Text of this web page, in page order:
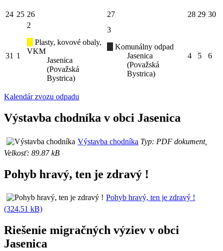
24 25 26 27 28 29 30
31 1
2
Plasty, kovové obaly,
VKM
Jasenica
(Považská
Bystrica)
3
Komunálny odpad
Jasenica
(Považská
Bystrica)
4 5 6
Kalendár zvozu odpadu
Výstavba chodníka v obci Jasenica
Výstavba chodníka Typ: PDF dokument,
Velkosť: 89.87 kB
Pohyb hravý, ten je zdravý !
Pohyb hravý, ten je zdravý !
(324.51 kB)
Riešenie migračných výziev v obci
Jasenica